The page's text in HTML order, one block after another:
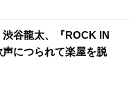
谷龍太、『ROCK IN
につられて楽屋を脱